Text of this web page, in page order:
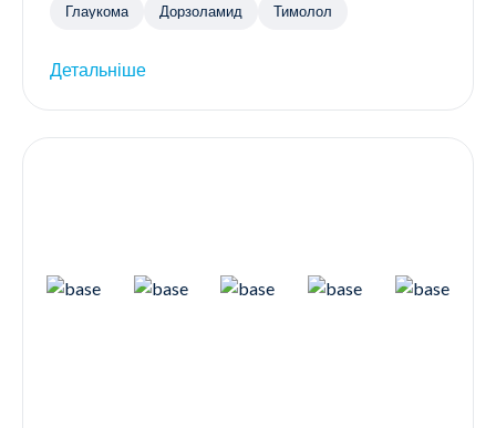
Глаукома Дорзоламид Тимолол
Детальніше